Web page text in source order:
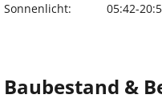
Sonnenlicht:
05:42-
Baubestand &